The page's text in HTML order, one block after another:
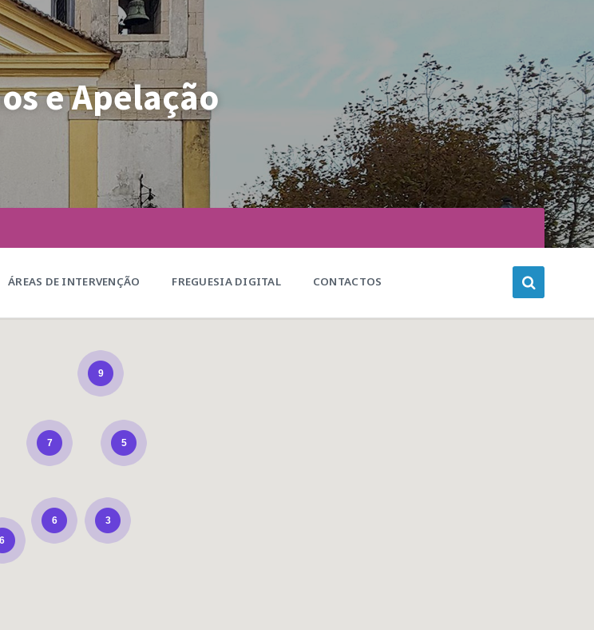
e Apelação
ÁREAS DE INTERVENÇÃO FREGUESIA DIGITAL CONTACTOS
9
5
6
6 3
7